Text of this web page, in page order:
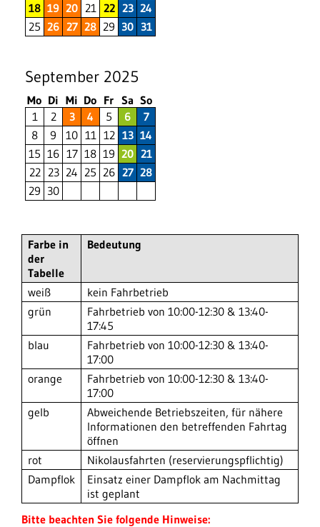
18 19 20 21 22 23 24
25 26 27 28 29 30 31
September 2025
Mo Di Mi Do Fr Sa So
1
2 3 4 5 6
7
8
9 10 11 12 13 14
15 16 17 18 19 20 21
22 23 24 25 26 27 28
29 30
Farbe in
der
Tabelle
Bedeutung
weiß
kein Fahrbetrieb
grün
Fahrbetrieb von 10:00-12:30 & 13:40-
17:45
blau
Fahrbetrieb von 10:00-12:30 & 13:40-
17:00
orange
Fahrbetrieb von 10:00-12:30 & 13:40-
17:00
gelb
Abweichende Betriebszeiten, für nähere
Informationen den betreffenden Fahrtag
öffnen
rot
Nikolausfahrten (reservierungspflichtig)
Dampflok
Einsatz einer Dampflok am Nachmittag
ist geplant
Bitte beachten Sie folgende Hinweise: